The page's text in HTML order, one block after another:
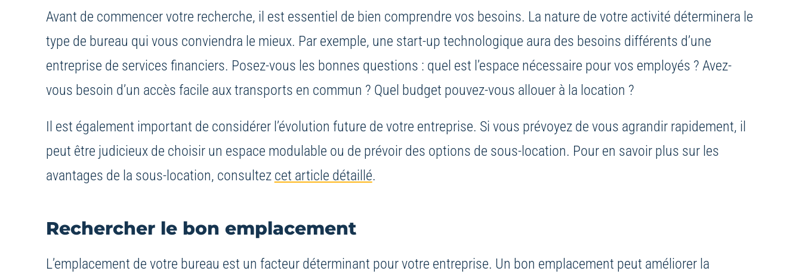
Avant de commencer votre recherche, il est essentiel de bien comprendre vos besoins. La nature de votre activité déterminera le
type de bureau qui vous conviendra le mieux. Par exemple, une start-up technologique aura des besoins différents d’une
entreprise de services financiers. Posez-vous les bonnes questions : quel est l’espace nécessaire pour vos employés ? Avez-
vous besoin d’un accès facile aux transports en commun ? Quel budget pouvez-vous allouer à la location ?
Il est également important de considérer l’évolution future de votre entreprise. Si vous prévoyez de vous agrandir rapidement, il
peut être judicieux de choisir un espace modulable ou de prévoir des options de sous-location. Pour en savoir plus sur les
avantages de la sous-location, consultez cet article détaillé.
Rechercher le bon emplacement
L’emplacement de votre bureau est un facteur déterminant pour votre entreprise. Un bon emplacement peut améliorer la